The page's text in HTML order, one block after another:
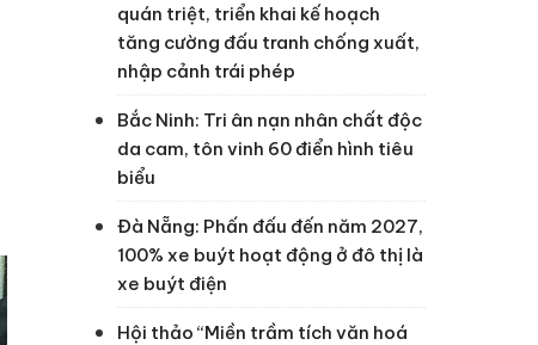
quán triệt, triển khai kế hoạch
tăng cường đấu tranh chống xuất,
nhập cảnh trái phép
Bắc Ninh: Tri ân nạn nhân chất độc
da cam, tôn vinh 60 điển hình tiêu
biểu
Đà Nẵng: Phấn đấu đến năm 2027,
100% xe buýt hoạt động ở đô thị là
xe buýt điện
Hội thảo “Miền trầm tích văn hoá